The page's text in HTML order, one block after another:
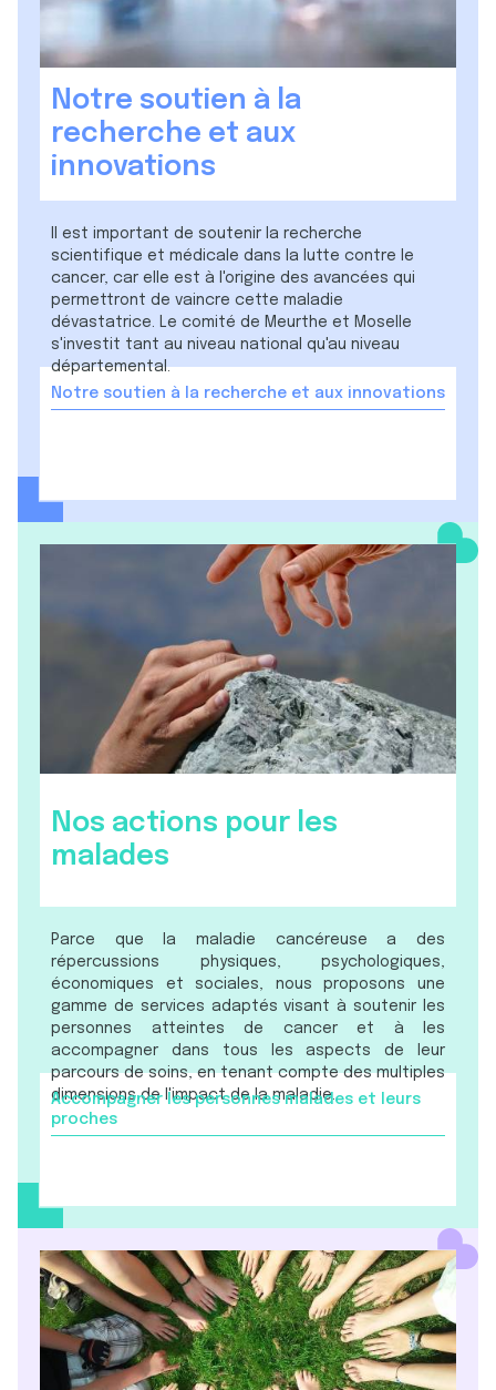
Notre soutien à la
recherche et aux
innovations
Il est important de soutenir la recherche
scientifique et médicale dans la lutte contre le
cancer, car elle est à l'origine des avancées qui
permettront de vaincre cette maladie
dévastatrice. Le comité de Meurthe et Moselle
s'investit tant au niveau national qu'au niveau
départemental.
Notre soutien à la recherche et aux innovations
Nos actions pour les
malades
Parce que la maladie cancéreuse a des
répercussions physiques, psychologiques,
économiques et sociales, nous proposons une
gamme de services adaptés visant à soutenir les
personnes atteintes de cancer et à les
accompagner dans tous les aspects de leur
parcours de soins, en tenant compte des multiples
dimensions de l'impact de la maladie.
Accompagner les personnes malades et leurs
proches